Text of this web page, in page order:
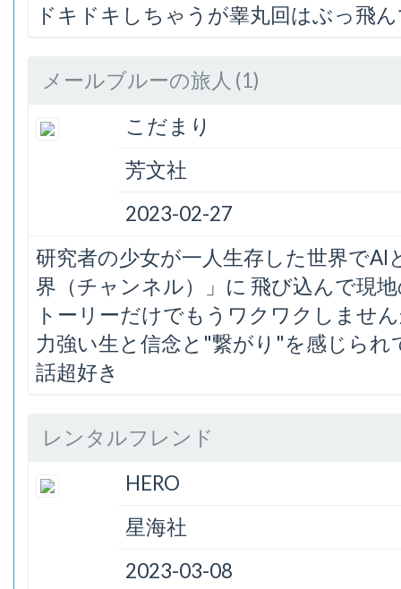
ドキドキしちゃうが睾丸回はぶっ飛
メールブルーの旅人 (1)
こだまり
芳文社
2023-02-27
研究者の少女が一人生存した世界で
界（チャンネル）」に 飛び込んで現
トーリーだけでもうワクワクしませ
力強い生と信念と"繋がり"を感じら
話超好き
レンタルフレンド
HERO
星海社
2023-03-08